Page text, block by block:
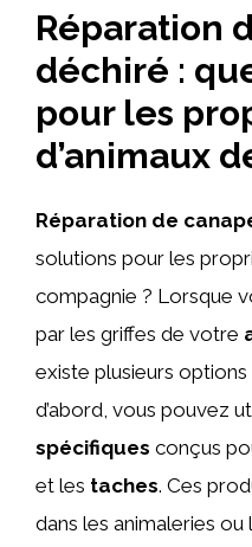
Réparation
déchiré :
pour les
d’animaux
Réparation de
solutions pour les
compagnie ? Lorsque
par les griffes de votre
existe plusieurs
d’abord, vous pouvez
spécifiques conçus
et les taches. Ces
dans les animaleries ou